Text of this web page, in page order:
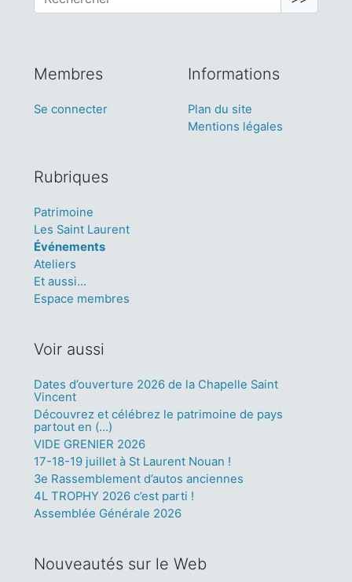
Membres
Se connecter
Informations
Plan du site
Mentions légales
Rubriques
Patrimoine
Les Saint Laurent
Événements
Ateliers
Et aussi...
Espace membres
Voir aussi
Dates d’ouverture 2026 de la Chapelle Saint
Vincent
Découvrez et célébrez le patrimoine de pays
partout en (…)
VIDE GRENIER 2026
17-18-19 juillet à St Laurent Nouan !
3e Rassemblement d’autos anciennes
4L TROPHY 2026 c’est parti !
Assemblée Générale 2026
Nouveautés sur le Web